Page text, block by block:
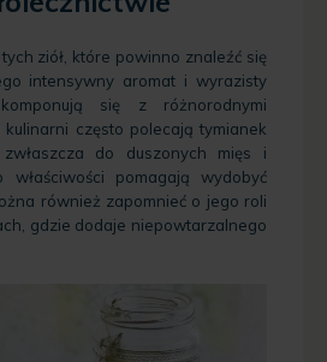
ziół, które powinno znaleźć się
intensywny aromat i wyrazisty
się z różnorodnymi
kulinarni często polecają tymianek
do duszonych mięs i
właściwości pomagają wydobyć
również zapomnieć o jego roli
gdzie dodaje niepowtarzalnego